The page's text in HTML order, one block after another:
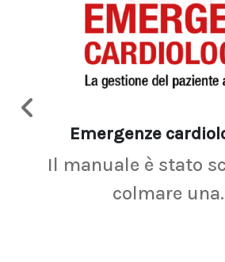
Emergenze
Il manuale è stato
colmare